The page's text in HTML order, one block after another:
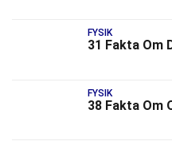
FYSIK
31 Fakta Om
FYSIK
38 Fakta Om